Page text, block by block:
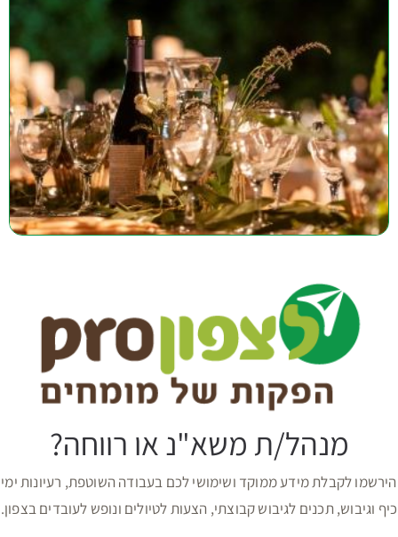
מנהל/ת משא"נ או רווחה?
הירשמו לקבלת מידע ממוקד ושימושי לכם בעבודה השוטפת, רעיונות ימי
כיף וגיבוש, תכנים לגיבוש קבוצתי, הצעות לטיולים ונופש לעובדים בצפון.